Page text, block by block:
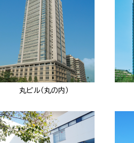
丸ビル（丸の内）